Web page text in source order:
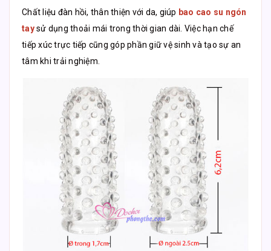
Chất liệu đàn hồi, thân thiện với da, giúp bao cao su ngón
taysử dụng thoải mái trong thời gian dài. Việc hạn chế
tiếp xúc trực tiếp cũng góp phần giữ vệ sinh và tạo sự an
tâm khi trải nghiệm.